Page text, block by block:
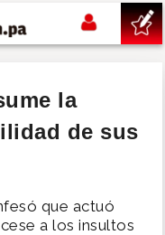
la
de sus
que actuó
a los insultos